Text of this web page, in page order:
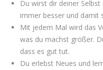
Du wirst dir deiner
immer besser und damit
Mit jedem Mal wird das
was du machst größer.
dass es gut tut.
Du erlebst Neues und